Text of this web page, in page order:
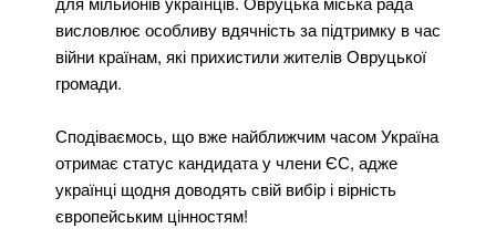
висловлює особливу вдячність за підтримку в час
війни країнам, які прихистили жителів Овруцької
громади.
Сподіваємось, що вже найближчим часом Україна
отримає статус кандидата у члени ЄС, адже
українці щодня доводять свій вибір і вірність
європейським цінностям!